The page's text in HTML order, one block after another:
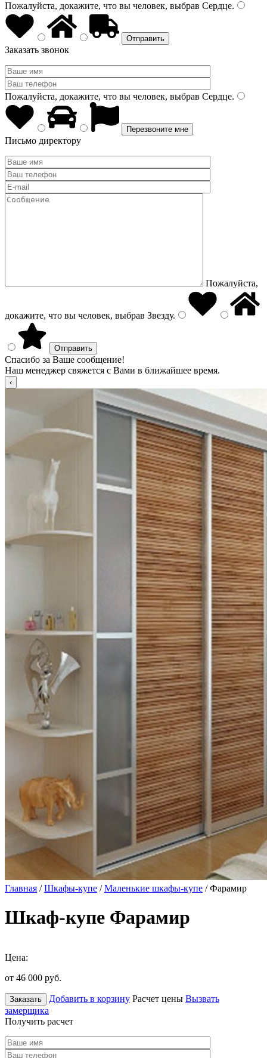
Пожалуйста, докажите, что вы человек, выбрав Сердце.
Заказать звонок
Пожалуйста, докажите, что вы человек, выбрав Сердце.
Письмо директору
Пожалуйста,
докажите, что вы человек, выбрав Звезду.
Спасибо за Ваше сообщение!
Наш менеджер свяжется с Вами в ближайшее время.
Главная /Шкафы-купе /Маленькие шкафы-купе / Фарамир
Шкаф-купе Фарамир
Цена:
от 46 000 руб.
Заказать Добавить в корзину Расчет цены Вызвать
замерщика
Получить расчет